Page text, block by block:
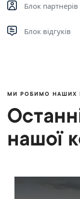
Блок партнерів
Блок відгуків
нашої
МИ РОБИМО НАШИХ